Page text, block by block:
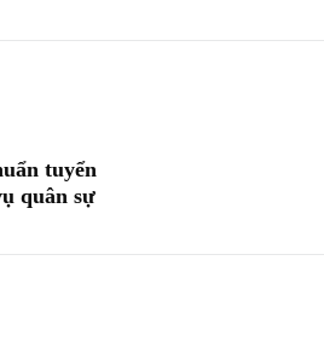
tuyển
quân sự